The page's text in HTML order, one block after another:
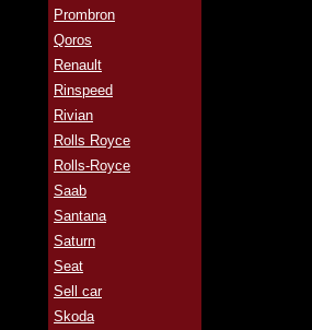
Prombron
Qoros
Renault
Rinspeed
Rivian
Rolls Royce
Rolls-Royce
Saab
Santana
Saturn
Seat
Sell car
Skoda